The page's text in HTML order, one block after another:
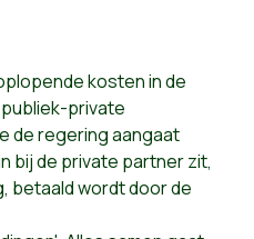
kosten in de
private
de regering aangaat
bij de private partner zit,
betaald wordt door de